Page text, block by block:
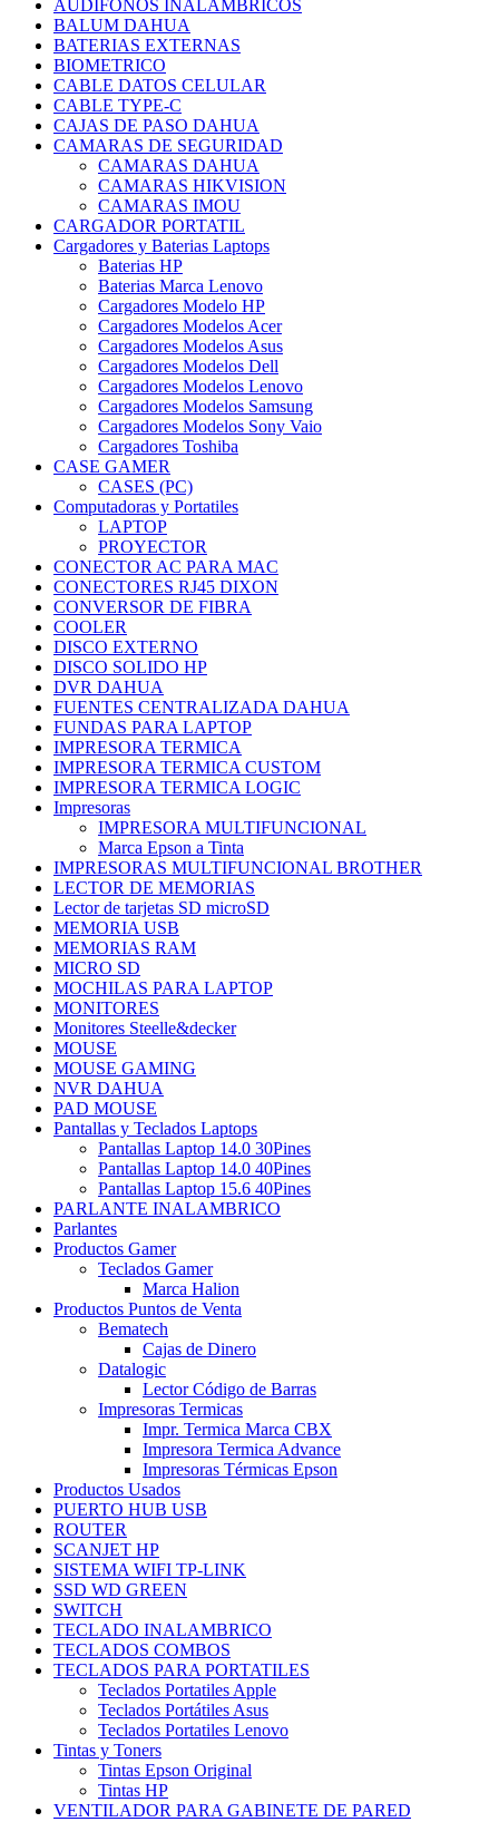
AUDIFONOS INALAMBRICOS
BALUM DAHUA
BATERIAS EXTERNAS
BIOMETRICO
CABLE DATOS CELULAR
CABLE TYPE-C
CAJAS DE PASO DAHUA
CAMARAS DE SEGURIDAD
CAMARAS DAHUA
CAMARAS HIKVISION
CAMARAS IMOU
CARGADOR PORTATIL
Cargadores y Baterias Laptops
Baterias HP
Baterias Marca Lenovo
Cargadores Modelo HP
Cargadores Modelos Acer
Cargadores Modelos Asus
Cargadores Modelos Dell
Cargadores Modelos Lenovo
Cargadores Modelos Samsung
Cargadores Modelos Sony Vaio
Cargadores Toshiba
CASE GAMER
CASES (PC)
Computadoras y Portatiles
LAPTOP
PROYECTOR
CONECTOR AC PARA MAC
CONECTORES RJ45 DIXON
CONVERSOR DE FIBRA
COOLER
DISCO EXTERNO
DISCO SOLIDO HP
DVR DAHUA
FUENTES CENTRALIZADA DAHUA
FUNDAS PARA LAPTOP
IMPRESORA TERMICA
IMPRESORA TERMICA CUSTOM
IMPRESORA TERMICA LOGIC
Impresoras
IMPRESORA MULTIFUNCIONAL
Marca Epson a Tinta
IMPRESORAS MULTIFUNCIONAL BROTHER
LECTOR DE MEMORIAS
Lector de tarjetas SD microSD
MEMORIA USB
MEMORIAS RAM
MICRO SD
MOCHILAS PARA LAPTOP
MONITORES
Monitores Steelle&decker
MOUSE
MOUSE GAMING
NVR DAHUA
PAD MOUSE
Pantallas y Teclados Laptops
Pantallas Laptop 14.0 30Pines
Pantallas Laptop 14.0 40Pines
Pantallas Laptop 15.6 40Pines
PARLANTE INALAMBRICO
Parlantes
Productos Gamer
Teclados Gamer
Marca Halion
Productos Puntos de Venta
Bematech
Cajas de Dinero
Datalogic
Lector Código de Barras
Impresoras Termicas
Impr. Termica Marca CBX
Impresora Termica Advance
Impresoras Térmicas Epson
Productos Usados
PUERTO HUB USB
ROUTER
SCANJET HP
SISTEMA WIFI TP-LINK
SSD WD GREEN
SWITCH
TECLADO INALAMBRICO
TECLADOS COMBOS
TECLADOS PARA PORTATILES
Teclados Portatiles Apple
Teclados Portátiles Asus
Teclados Portatiles Lenovo
Tintas y Toners
Tintas Epson Original
Tintas HP
VENTILADOR PARA GABINETE DE PARED